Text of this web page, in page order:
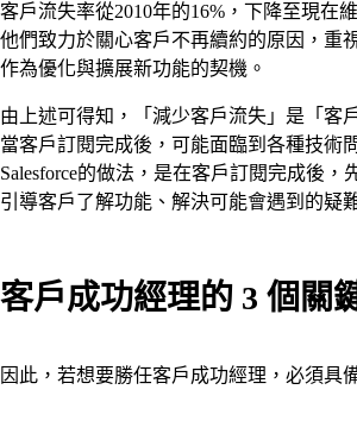
客戶流失率從2010年的16%，下降至現在
他們致力於關心客戶不再續約的原因，重
作為優化與擴展新功能的契機。
由上述可得知，「減少客戶流失」是「客
當客戶訂閱完成後，可能面臨到各種技術
Salesforce的做法，是在客戶訂閱完成後，
引導客戶了解功能、解決可能會遇到的疑
客戶成功經理的 3 個關
因此，若想要勝任客戶成功經理，必須具